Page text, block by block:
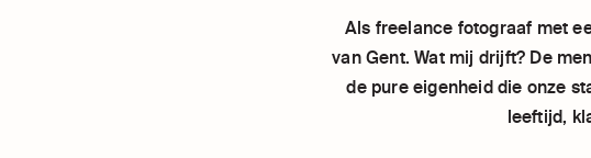
Als freelance fotograaf met
van Gent. Wat mij drijft? De
de pure eigenheid die onze
leeftijd,